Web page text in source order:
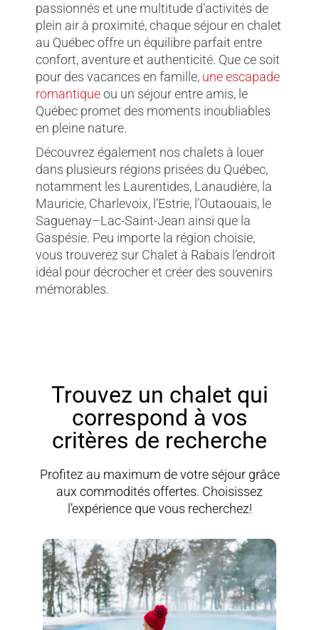
passionnés et une multitude d’activités de
plein air à proximité, chaque séjour en chalet
au Québec offre un équilibre parfait entre
confort, aventure et authenticité. Que ce soit
pour des vacances en famille, une escapade
romantiqueou un séjour entre amis, le
Québec promet des moments inoubliables
en pleine nature.
Découvrez également nos chalets à louer
dans plusieurs régions prisées du Québec,
notamment les Laurentides, Lanaudière, la
Mauricie, Charlevoix, l’Estrie, l’Outaouais, le
Saguenay–Lac-Saint-Jean ainsi que la
Gaspésie. Peu importe la région choisie,
vous trouverez sur Chalet à Rabais l’endroit
idéal pour décrocher et créer des souvenirs
mémorables.
Trouvez un chalet qui
correspond à vos
critères de recherche
Profitez au maximum de votre séjour grâce
aux commodités offertes. Choisissez
l’expérience que vous recherchez!